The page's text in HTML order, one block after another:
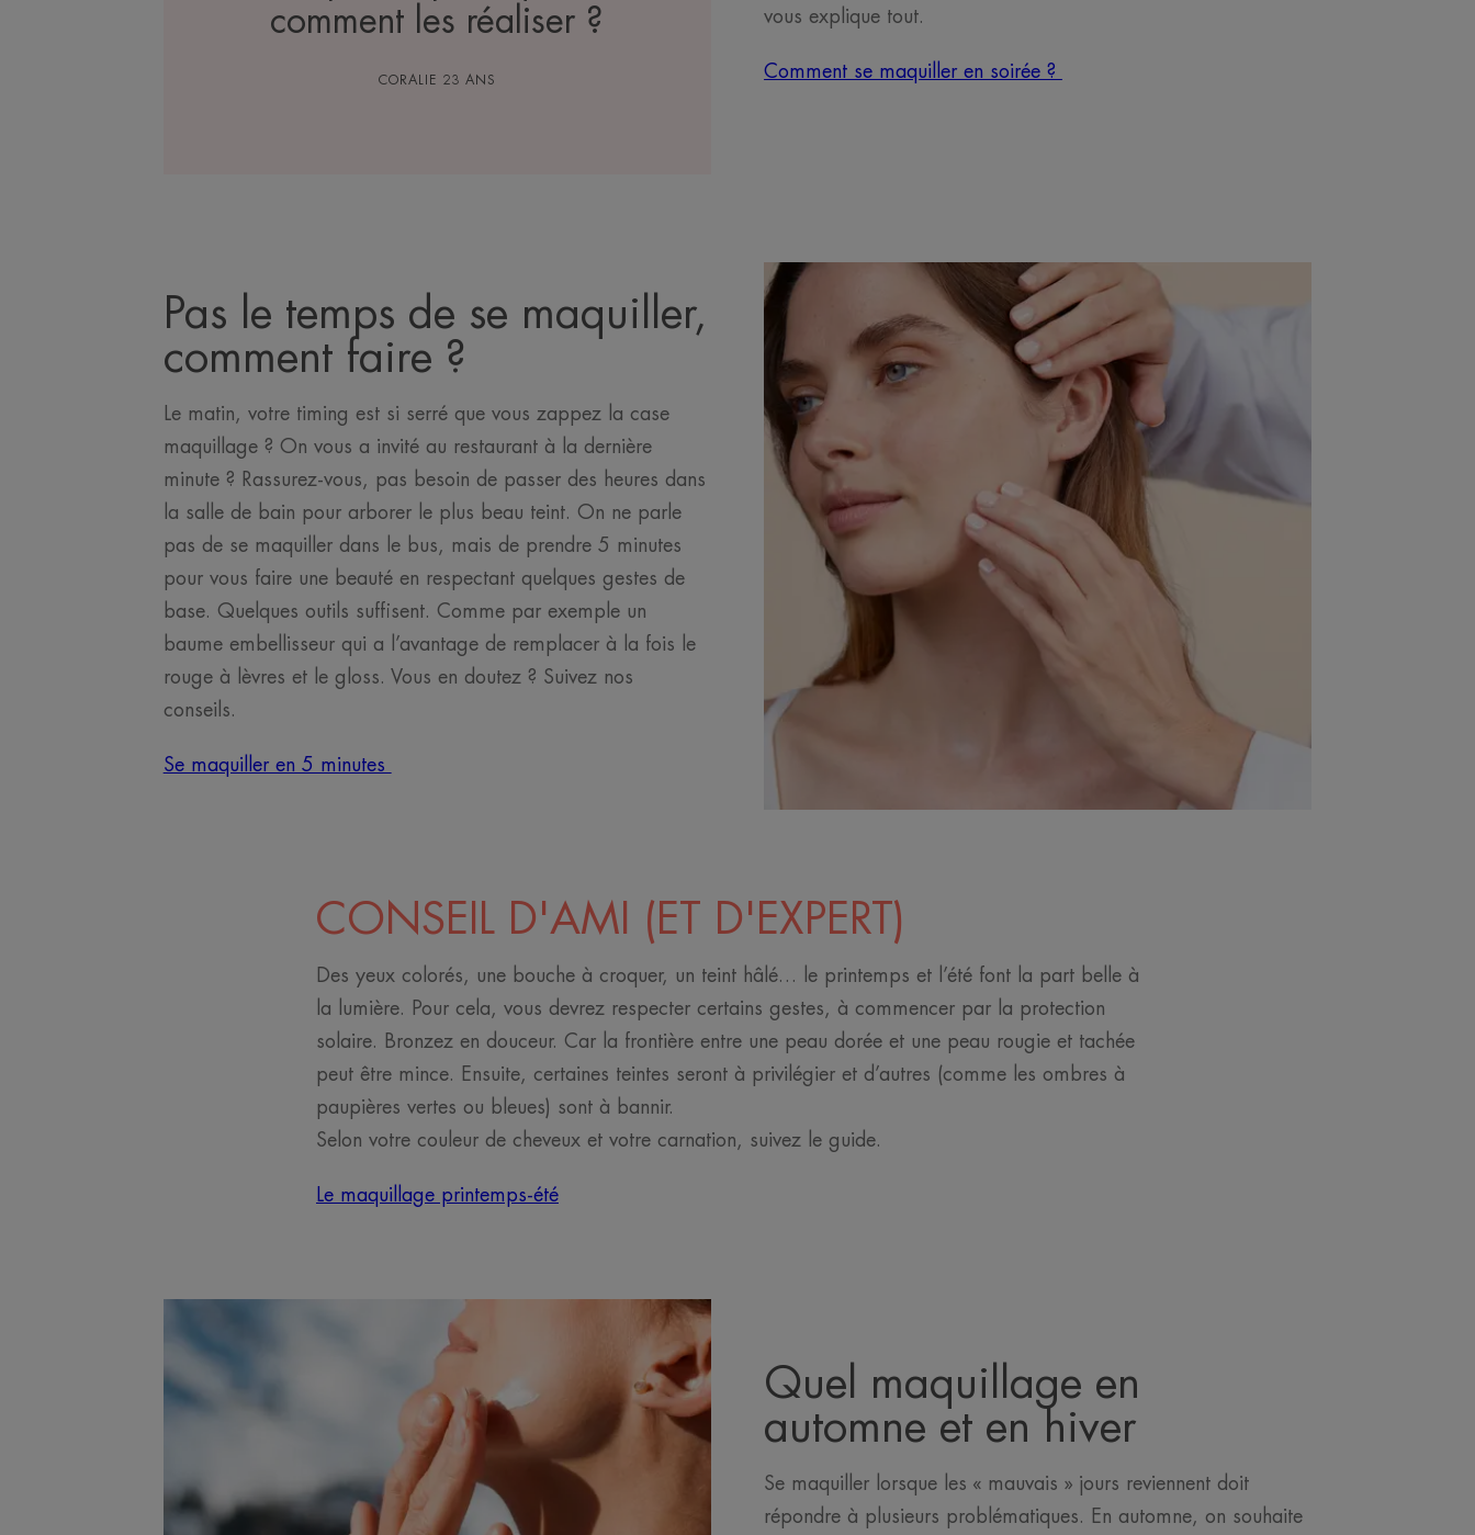
comment les réaliser ?
CORALIE 23 ANS
vous explique tout.
Comment se maquiller en soirée ?
Pas le temps de se maquiller,
comment faire ?
Le matin, votre timing est si serré que vous zappez la case
maquillage ? On vous a invité au restaurant à la dernière
minute ? Rassurez-vous, pas besoin de passer des heures dans
la salle de bain pour arborer le plus beau teint. On ne parle
pas de se maquiller dans le bus, mais de prendre 5 minutes
pour vous faire une beauté en respectant quelques gestes de
base. Quelques outils suffisent. Comme par exemple un
baume embellisseur qui a l’avantage de remplacer à la fois le
rouge à lèvres et le gloss. Vous en doutez ? Suivez nos
conseils.
Se maquiller en 5 minutes
CONSEIL D'AMI (ET D'EXPERT)
Des yeux colorés, une bouche à croquer, un teint hâlé… le printemps et l’été font la part belle à
la lumière. Pour cela, vous devrez respecter certains gestes, à commencer par la protection
solaire. Bronzez en douceur. Car la frontière entre une peau dorée et une peau rougie et tachée
peut être mince. Ensuite, certaines teintes seront à privilégier et d’autres (comme les ombres à
paupières vertes ou bleues) sont à bannir.
Selon votre couleur de cheveux et votre carnation, suivez le guide.
Le maquillage printemps-été
Quel maquillage en
automne et en hiver
Se maquiller lorsque les « mauvais » jours reviennent doit
répondre à plusieurs problématiques. En automne, on souhaite